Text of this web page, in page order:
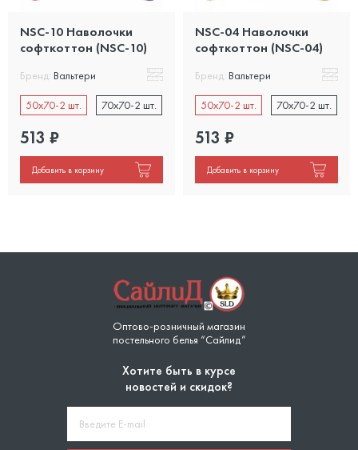
NSC-10 Наволочки
софткоттон (NSC-10)
Бренд: Вальтери
50x70-2 шт. 70x70-2 шт.
513 ₽
Добавить в корзину
NSC-04 Наволочки
софткоттон (NSC-04)
Бренд: Вальтери
50x70-2 шт. 70x70-2 шт.
513 ₽
Добавить в корзину
Оптово-розничный магазин
постельного белья “Сайлид”
Хотите быть в курсе
новостей и скидок?